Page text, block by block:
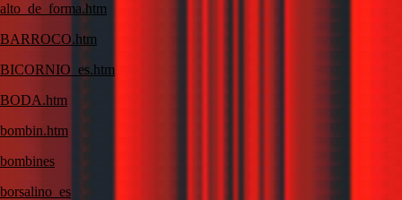
alto_de_forma.htm
BARROCO.htm
BICORNIO_es.htm
BODA.htm
bombin.htm
bombines
borsalino_es